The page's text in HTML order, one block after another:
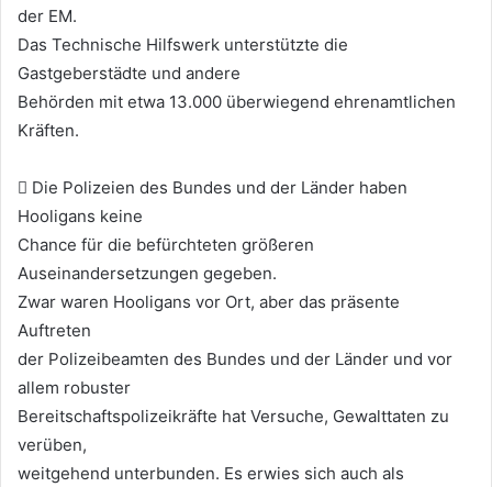
der EM.
Das Technische Hilfswerk unterstützte die
Gastgeberstädte und andere
Behörden mit etwa 13.000 überwiegend ehrenamtlichen
Kräften.
 Die Polizeien des Bundes und der Länder haben
Hooligans keine
Chance für die befürchteten größeren
Auseinandersetzungen gegeben.
Zwar waren Hooligans vor Ort, aber das präsente
Auftreten
der Polizeibeamten des Bundes und der Länder und vor
allem robuster
Bereitschaftspolizeikräfte hat Versuche, Gewalttaten zu
verüben,
weitgehend unterbunden. Es erwies sich auch als